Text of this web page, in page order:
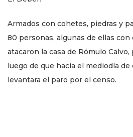
Armados con cohetes, piedras y
80 personas, algunas de ellas
atacaron la casa de Rómulo
luego de que hacia el mediodía de
levantara el paro por el censo.